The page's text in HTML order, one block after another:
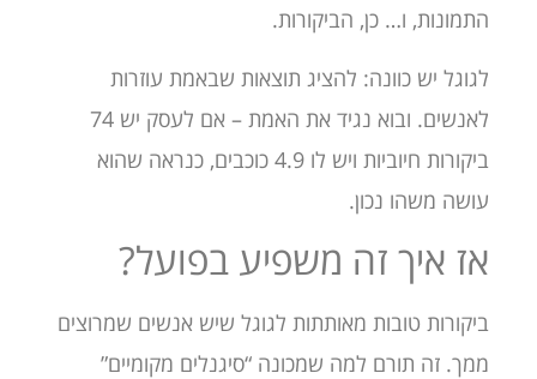
התמונות, ו… כן, הביקורות.
לגוגל יש כוונה: להציג תוצאות שבאמת עוזרות
לאנשים. ובוא נגיד את האמת – אם לעסק יש 74
ביקורות חיוביות ויש לו 4.9 כוכבים, כנראה שהוא
עושה משהו נכון.
אז איך זה משפיע בפועל?
ביקורות טובות מאותתות לגוגל שיש אנשים שמרוצים
ממך. זה תורם למה שמכונה “סיגנלים מקומיים”